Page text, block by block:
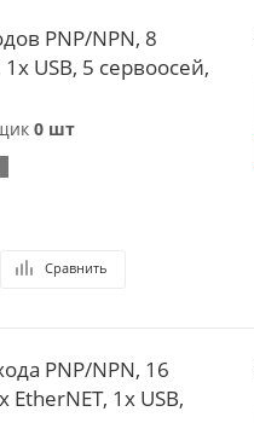
PNP/NPN, 8
USB, 5 сервоосей,
0 шт
Сравнить
PNP/NPN, 16
EtherNET, 1x USB,